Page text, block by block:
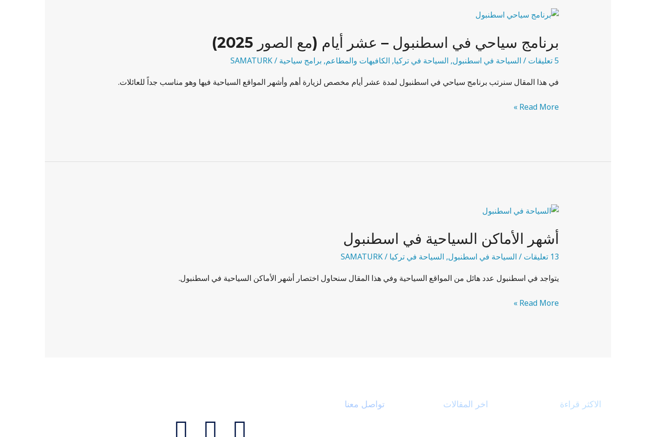
برنامج سياحي في اسطنبول – عشر أيام (مع الصور 2025)
5 تعليقات / السياحة في اسطنبول, السياحة في تركيا, الكافيهات والمطاعم, برامج سياحية /
SAMATURK
في هذا المقال سنرتب برنامج سياحي في اسطنبول لمدة عشر أيام مخصص لزيارة أهم وأشهر المواقع السياحية فيها وهو مناسب جداً للعائلات.
برنامج
اسطنبول
–
عشر
(مع
Read More »
أشهر الأماكن السياحية في اسطنبول
13 تعليقات / السياحة في اسطنبول, السياحة في تركيا /
SAMATURK
يتواجد في اسطنبول عدد هائل من المواقع السياحية وفي هذا المقال سنحاول اختصار أشهر الأماكن السياحية في اسطنبول.
أشهر
السياحية
اسطنبول
Read More »
الاكثر قراءة اخر المقالات تواصل معنا
F
T
I